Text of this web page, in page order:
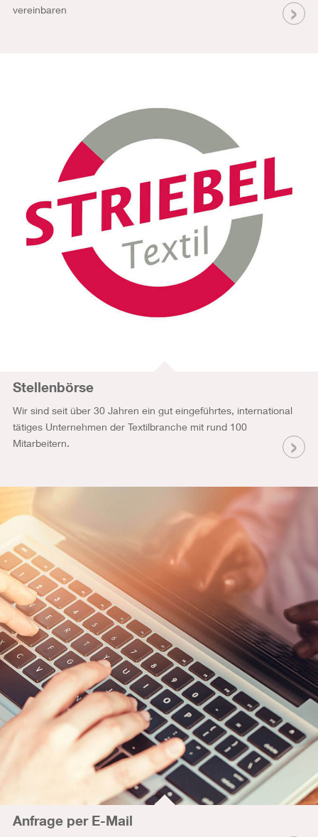
vereinbaren
Stellenbörse
Wir sind seit über 30 Jahren ein gut eingeführtes, international
tätiges Unternehmen der Textilbranche mit rund 100
Mitarbeitern.
Anfrage per E-Mail